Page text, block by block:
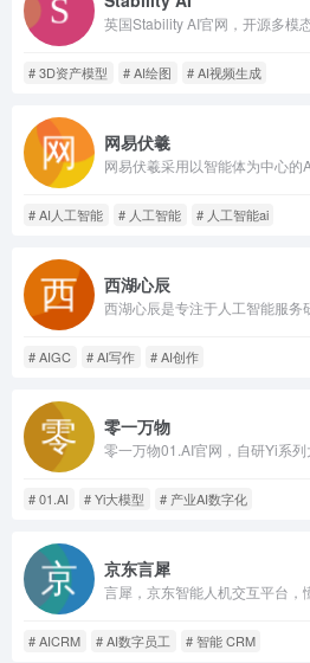
# 3D资产模型 # AI绘图 # AI视频生成
网易伏羲
# AI人工智能 # 人工智能 # 人工智能ai
西湖心辰
# AIGC # AI写作 # AI创作
零一万物
# 01.AI # Yi大模型 # 产业AI数字化
京东言犀
# AICRM # AI数字员工 # 智能 CRM